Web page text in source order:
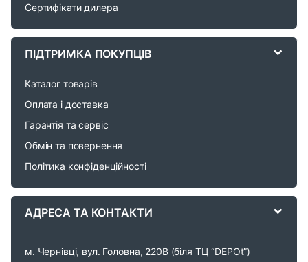
C
Сертифікати дилера
ПІДТРИМКА ПОКУПЦІВ
Каталог товарів
Оплата і доставка
Гарантія та сервіс
Обмін та повернення
Політика конфіденційності
АДРЕСА ТА КОНТАКТИ
м. Чернівці, вул. Головна, 220В (біля ТЦ “DEPOt”)